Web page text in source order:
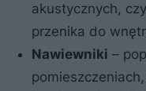
akustycznych,
przenika do
Nawiewniki –